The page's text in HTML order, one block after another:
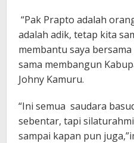
“Pak Prapto adalah
adalah adik, tetap kita
membantu saya
sama membangun
Johny Kamuru.
“Ini semua saudara
sebentar, tapi
sampai kapan pun